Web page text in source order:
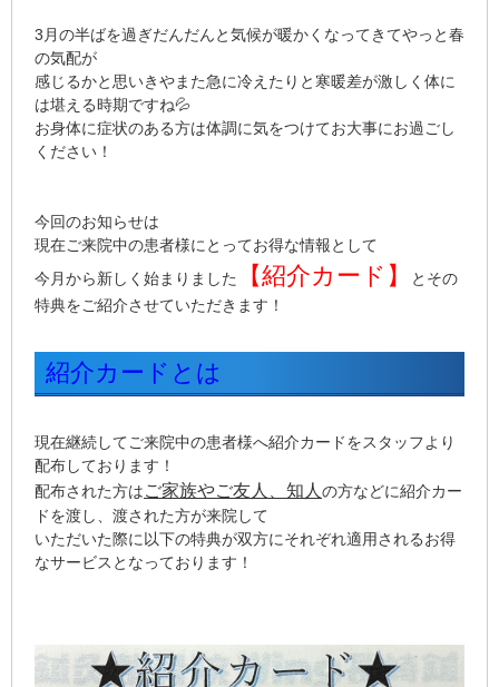
3月の半ばを過ぎだんだんと気候が暖かくなってきてやっと春
の気配が
感じるかと思いきやまた急に冷えたりと寒暖差が激しく体に
は堪える時期ですね💦
お身体に症状のある方は体調に気をつけてお大事にお過ごし
ください！
今回のお知らせは
現在ご来院中の患者様にとってお得な情報として
今月から新しく始まりました
【紹介カード】
とその
特典をご紹介させていただきます！
紹介カードとは
現在継続してご来院中の患者様へ紹介カードをスタッフより
配布しております！
配布された方はご家族やご友人、知人 の方などに紹介カー
ドを渡し、渡された方が来院して
いただいた際に以下の特典が双方にそれぞれ適用されるお得
なサービスとなっております！